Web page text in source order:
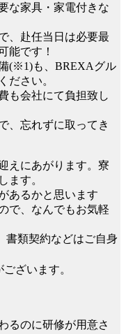
な家具・家電付きな
、赴任当日は必要最
能です！
(※1)も、BREXAグル
ださい。
も会社にて負担致し
、忘れずに取ってき
えにあがります。寮
ます。
あるかと思います
で、なんでもお気軽
書類契約などはご自身
ざいます。
るのに研修が用意さ